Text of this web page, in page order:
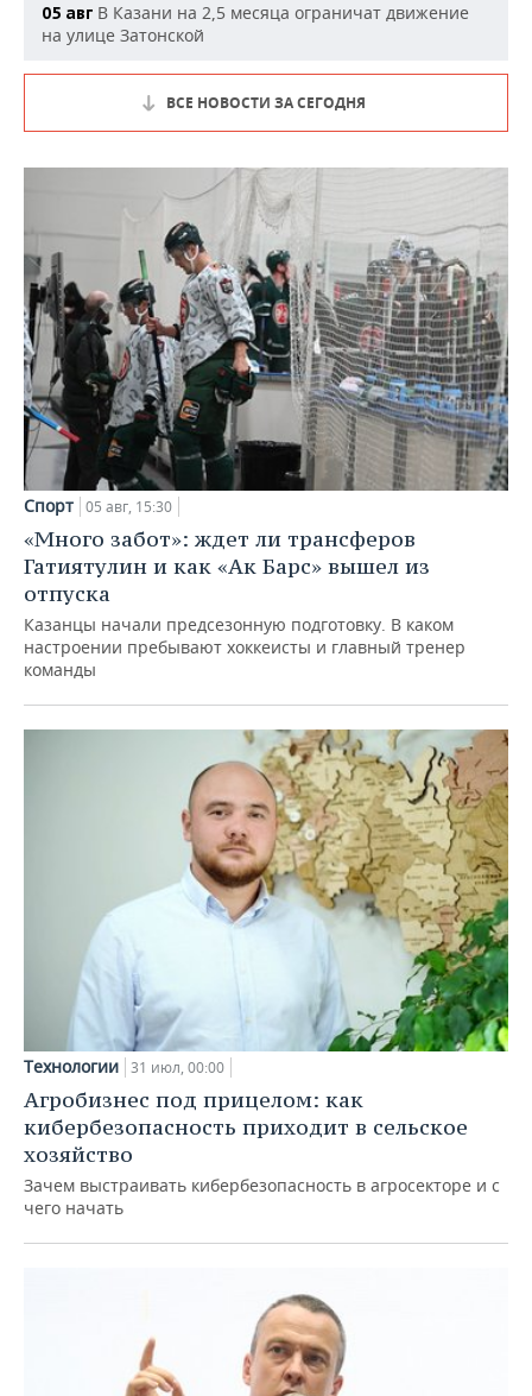
05 авг В Казани на 2,5 месяца ограничат движение
на улице Затонской
ВСЕ НОВОСТИ ЗА СЕГОДНЯ
Спорт 05 авг, 15:30
«Много забот»: ждет ли трансферов
Гатиятулин и как «Ак Барс» вышел из
отпуска
Казанцы начали предсезонную подготовку. В каком
настроении пребывают хоккеисты и главный тренер
команды
Технологии 31 июл, 00:00
Агробизнес под прицелом: как
кибербезопасность приходит в сельское
хозяйство
Зачем выстраивать кибербезопасность в агросекторе и с
чего начать